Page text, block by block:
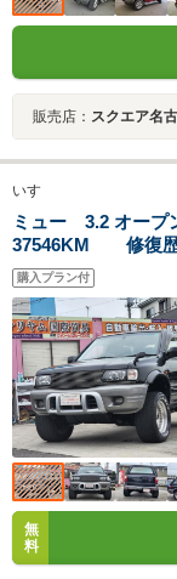
販売店： スクエア名
いすゞ
ミュー 3.2 オー
37546KM 修復
購入プラン付
無
料